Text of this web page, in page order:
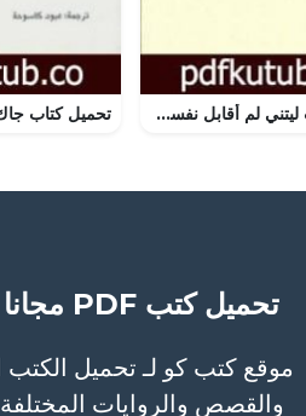
تحميل كتاب ليتني لم أقابل نفسي اليوم PDF تأليف هيرتا موللر مجانا [كامل]
تحميل كتب PDF مجانا – كتب كو
والقصص والروايات المختلفة